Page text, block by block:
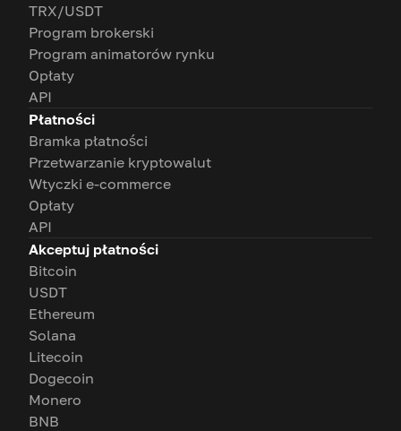
TRX/USDT
Program brokerski
Program animatorów rynku
Opłaty
API
Płatności
Bramka płatności
Przetwarzanie kryptowalut
Wtyczki e-commerce
Opłaty
API
Akceptuj płatności
Bitcoin
USDT
Ethereum
Solana
Litecoin
Dogecoin
Monero
BNB